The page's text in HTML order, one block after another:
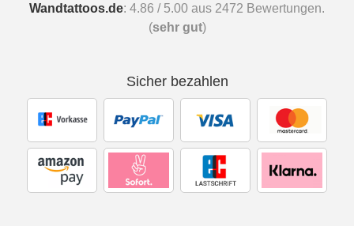
Wandtattoos.de: 4.86 / 5.00 aus 2472 Bewertungen.
(sehr gut)
Sicher bezahlen